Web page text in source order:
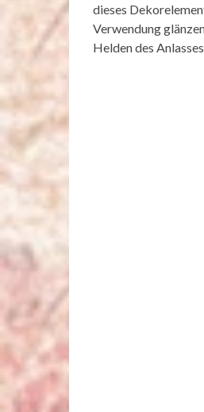
dieses
Verwendung
Helden des